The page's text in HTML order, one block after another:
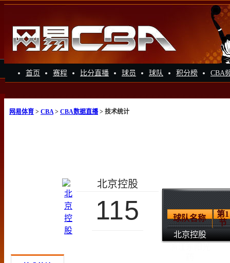
首页 赛程 比分直播 球员 球队 积分榜 CBA
网易体育 > CBA> CBA数据直播> 技术统计
北京控股
115 球队名称
第1
节
北京控股